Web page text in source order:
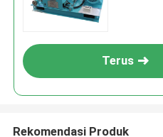
Terus
Rekomendasi Produk